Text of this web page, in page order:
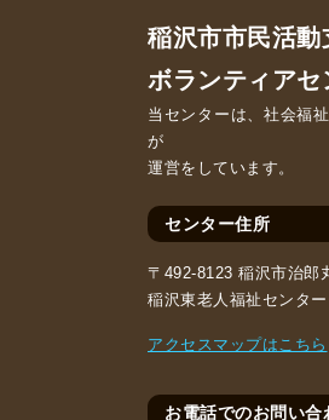
稲沢市市民活動
ボランティアセ
当センターは、社会福
が
運営をしています。
センター住所
〒492-8123 稲沢市治郎
稲沢東老人福祉センタ
アクセスマップはこちら
お電話でのお問い合